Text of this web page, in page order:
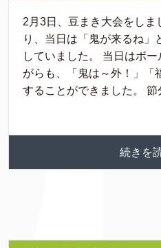
2月3日、豆まき大会をしま
り、当日は「鬼が来るね」
していました。 当日はボ
がらも、「鬼は～外！」「
することができました。
続きを